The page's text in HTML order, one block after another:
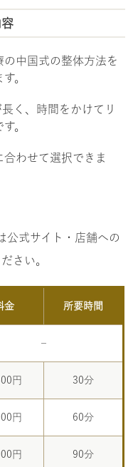
中国式の整体方法を
。
く、時間をかけてリ
。
わせて選択できま
公式サイト・店舗への
さい。
金 所要時間
–
円 30分
円 60分
円 90分